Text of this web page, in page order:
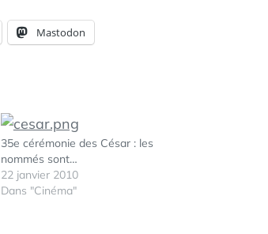
Mastodon
35e cérémonie des César : les
nommés sont…
22 janvier 2010
Dans "Cinéma"